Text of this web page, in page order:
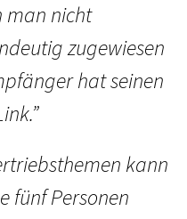
man nicht
zugewiesen
hat seinen
kann
fünf Personen